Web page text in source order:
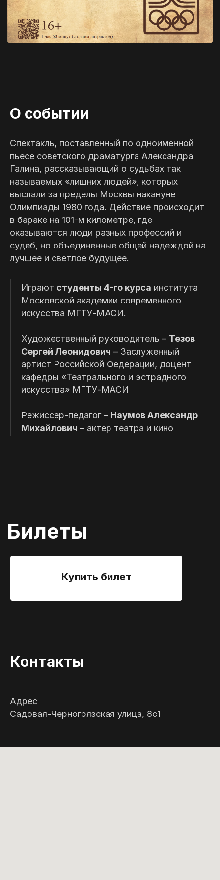
О событии
Спектакль, поставленный по одноименной
пьесе советского драматурга Александра
Галина, рассказывающий о судьбах так
называемых «лишних людей», которых
выслали за пределы Москвы накануне
Олимпиады 1980 года. Действие происходит
в бараке на 101-м километре, где
оказываются люди разных профессий и
судеб, но объединенные общей надеждой на
лучшее и светлое будущее.
Играют студенты 4-го курса института
Московской академии современного
искусства МГТУ-МАСИ.
Художественный руководитель – Тезов
Сергей Леонидович – Заслуженный
артист Российской Федерации, доцент
кафедры «Театрального и эстрадного
искусства» МГТУ-МАСИ
Режиссер-педагог – Наумов Александр
Михайлович – актер театра и кино
Билеты
Купить билет
Контакты
Адрес
Садовая-Черногрязская улица, 8с1